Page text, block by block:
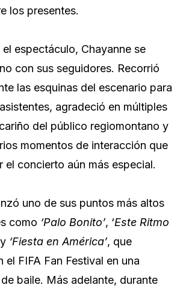
los presentes.
espectáculo, Chayanne se
con sus seguidores. Recorrió
las esquinas del escenario para
agradeció en múltiples
del público regiomontano y
momentos de interacción que
el concierto aún más especial.
uno de sus puntos más altos
como ‘Palo Bonito’, ‘Este Ritmo
‘Fiesta en América’, que
el FIFA Fan Festival en una
baile. Más adelante, durante